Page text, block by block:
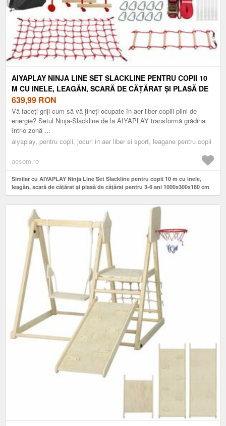
AIYAPLAY NINJA LINE SET SLACKLINE PENTRU COPII 10
M CU INELE, LEAGĂN, SCARĂ DE CĂȚĂRAT ȘI PLASĂ DE
CĂȚĂRAT PENTRU 3-6 ANI 1000X300X180 CM ROȘU |
AOSOM ROMANIA
639,99 RON
Vă faceți griji cum să vă țineți ocupate în aer liber copiii plini de
energie? Setul Ninja-Slackline de la AIYAPLAY transformă grădina
într-o zonă ...
aiyaplay, pentru copii, jocuri in aer liber si sport, leagane pentru copii
aosom.ro
Similar cu AIYAPLAY Ninja Line Set Slackline pentru copii 10 m cu inele,
leagăn, scară de cățărat și plasă de cățărat pentru 3-6 ani 1000x300x180 cm
Roșu | Aosom Romania